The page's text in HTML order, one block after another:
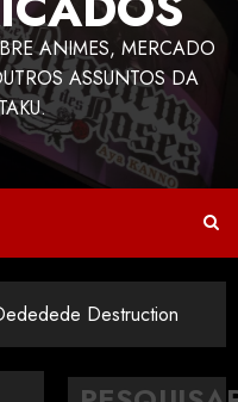
ANIMES, MERCADO
ASSUNTOS DA
Destruction